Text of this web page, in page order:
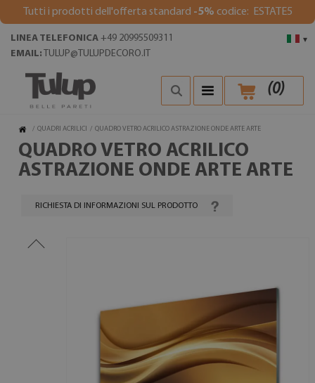
Tutti i prodotti dell'offerta standard -5% codice: ESTATE5
▾
LINEA TELEFONICA +49 20995509311
EMAIL: TULUP@TULUPDECORO.IT
(0)
/ QUADRI ACRILICI / QUADRO VETRO ACRILICO ASTRAZIONE ONDE ARTE ARTE
QUADRO VETRO ACRILICO
ASTRAZIONE ONDE ARTE ARTE
RICHIESTA DI INFORMAZIONI SUL PRODOTTO